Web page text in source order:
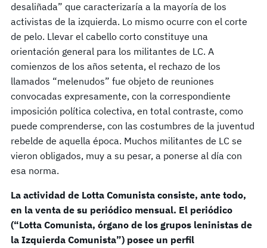
desaliñada” que caracterizaría a la mayoría de los
activistas de la izquierda. Lo mismo ocurre con el corte
de pelo. Llevar el cabello corto constituye una
orientación general para los militantes de LC. A
comienzos de los años setenta, el rechazo de los
llamados “melenudos” fue objeto de reuniones
convocadas expresamente, con la correspondiente
imposición política colectiva, en total contraste, como
puede comprenderse, con las costumbres de la juventud
rebelde de aquella época. Muchos militantes de LC se
vieron obligados, muy a su pesar, a ponerse al día con
esa norma.
La actividad de Lotta Comunista consiste, ante todo,
en la venta de su periódico mensual. El periódico
(“Lotta Comunista, órgano de los grupos leninistas de
la Izquierda Comunista”) posee un perfil